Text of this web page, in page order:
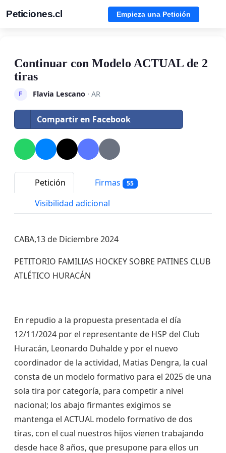
Peticiones.cl Empieza una Petición
Continuar con Modelo ACTUAL de 2
tiras
F Flavia Lescano· AR
Compartir en Facebook
Petición Firmas 55
Visibilidad adicional
CABA,13 de Diciembre 2024
PETITORIO FAMILIAS HOCKEY SOBRE PATINES CLUB
ATLÉTICO HURACÁN
En repudio a la propuesta presentada el día
12/11/2024 por el representante de HSP del Club
Huracán, Leonardo Duhalde y por el nuevo
coordinador de la actividad, Matias Dengra, la cual
consta de un modelo formativo para el 2025 de una
sola tira por categoría, para competir a nivel
nacional; los abajo firmantes exigimos se
mantenga el ACTUAL modelo formativo de dos
tiras, con el cual nuestros hijos vienen trabajando
desde hace 8 años, que presupone para ellos un